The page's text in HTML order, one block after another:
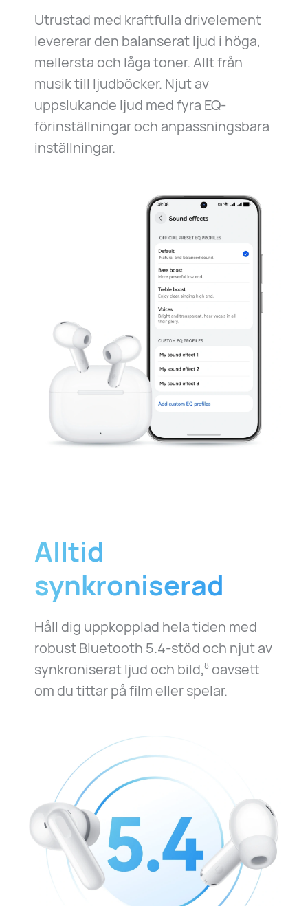
Utrustad med kraftfulla drivelement
levererar den balanserat ljud i höga,
mellersta och låga toner. Allt från
musik till ljudböcker. Njut av
uppslukande ljud med fyra EQ-
förinställningar och anpassningsbara
inställningar.
Alltid
synkroniserad
Håll dig uppkopplad hela tiden med
robust Bluetooth 5.4-stöd och njut av
synkroniserat ljud och bild,8 oavsett
om du tittar på film eller spelar.